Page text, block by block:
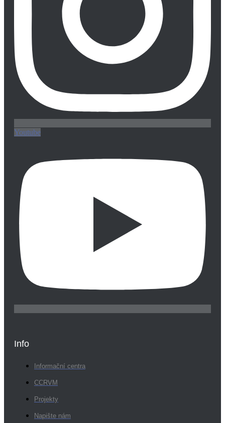
Youtube
Info
Informační centra
CCRVM
Projekty
Napište nám